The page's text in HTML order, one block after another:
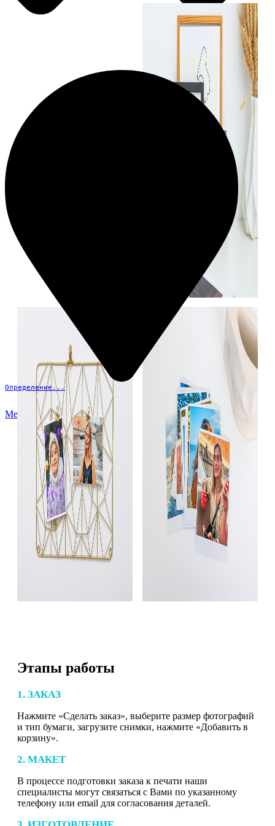
Определение...
Меню
Этапы работы
1. ЗАКАЗ
Нажмите «Сделать заказ», выберите размер фотографий
и тип бумаги, загрузите снимки, нажмите «Добавить в
корзину».
2. МАКЕТ
В процессе подготовки заказа к печати наши
специалисты могут связаться с Вами по указанному
телефону или email для согласования деталей.